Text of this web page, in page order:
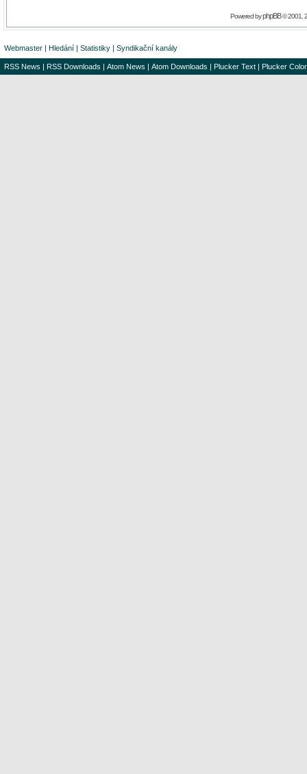
Powered byphpBB© 2001,
Webmaster | Hledání | Statistiky | Syndikační kanály
RSS News | RSS Downloads | Atom News | Atom Downloads | Plucker Text | Plucker Color